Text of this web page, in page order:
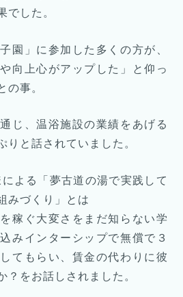
でした。
園」に参加した多くの方が、
向上心がアップした」と仰っ
の事。
じ、温浴施設の業績をあげる
りと話されていました。
よる「夢古道の湯で実践して
みづくり」とは
稼ぐ大変さをまだ知らない学
みインターシップで無償で３
てもらい、賃金の代わりに彼
？をお話しされました。